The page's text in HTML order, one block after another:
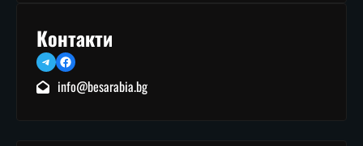
Контакти
TelegramFacebook
info@besarabia.bg